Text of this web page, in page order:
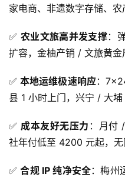
家电商、非遗数字存储、
✅ 农业文旅高并发支撑：
扩容，金柚产销 / 文旅黄金
✅本地运维极速响应：
县 1 小时上门，兴宁 / 大
✅ 成本友好无压力 ：月付
社年付低至 4200 元起，无
✅合规 IP 纯净安全：梅州